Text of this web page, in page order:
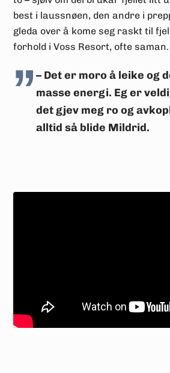
best i laussnøen, den andre i
gleda over å kome seg raskt til
forhold i Voss Resort, ofte saman.
– Det er moro å leike og
masse energi. Eg er
det gjev meg ro og
alltid så blide Mildrid.